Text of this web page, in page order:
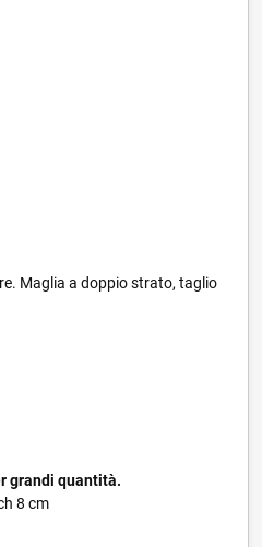
Maglia a doppio strato, taglio
grandi quantità.
8 cm